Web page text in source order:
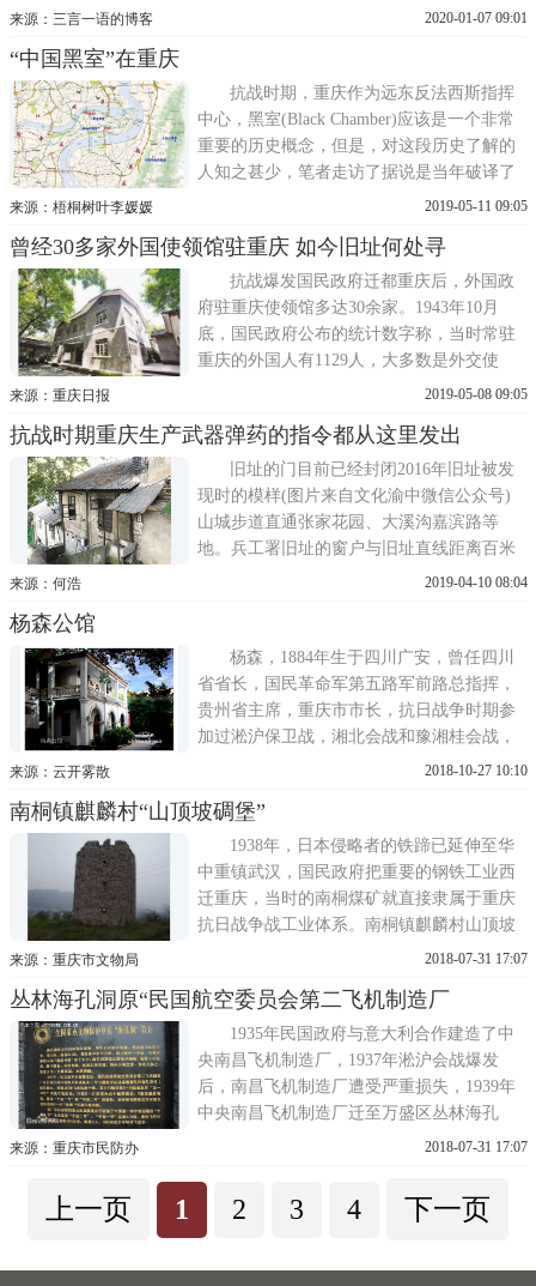
的黄桷镇作为校址，暂借黄桷小学及紫云宫
舍动工修建，主体建筑取名登辉堂，是为纪
念复旦大学老校长、奠基人
来源：三言一语的博客 2020-01-07 09:01
“中国黑室”在重庆
抗战时期，重庆作为远东反法西斯指挥
中心，黑室(Black Chamber)应该是一个非常
重要的历史概念，但是，对这段历史了解的
人知之甚少，笔者走访了据说是当年破译了
珍珠港事件等密电，为二战胜利奠定了重大
勘测院绘制1940年初，经蒋介石批准，专门
破译日本密电码的机构——国民政府军事委
员会技术研究室
来源：梧桐树叶李媛媛 2019-05-11 09:05
曾经30多家外国使领馆驻重庆 如今旧址何处寻
抗战爆发国民政府迁都重庆后，外国政
府驻重庆使领馆多达30余家。1943年10月
底，国民政府公布的统计数字称，当时常驻
重庆的外国人有1129人，大多数是外交使
节、记者、文化科技工作者等。重庆现存涉
护单位，分为使领馆建筑、名人旧居、商业
机构、烈士墓地等4类。其中，使领馆建筑有
21处，大多保存较好。
来源：重庆日报 2019-05-08 09:05
抗战时期重庆生产武器弹药的指令都从这里发出
旧址的门目前已经封闭2016年旧址被发
现时的模样(图片来自文化渝中微信公众号)
山城步道直通张家花园、大溪沟嘉滨路等
地。兵工署旧址的窗户与旧址直线距离百米
左右就是国民政府立法院、司法院、蒙藏委
公布了第三批重庆市文物保护单位(共1
来源：何浩 2019-04-10 08:04
杨森公馆
杨森，1884年生于四川广安，曾任四川
省省长，国民革命军第五路军前路总指挥，
贵州省主席，重庆市市长，抗日战争时期参
加过淞沪保卫战，湘北会战和豫湘桂会战，
1949年12月去台湾，1977年在台北县新店镇
英国太古公司 "万流 "、 "嘉禾 "号等轮船，
在长江云阳、涪陵流域，横冲直撞，多次撞
沉民船和驻扎在万县的杨
来源：云开雾散 2018-10-27 10:10
南桐镇麒麟村“山顶坡碉堡”
1938年，日本侵略者的铁蹄已延伸至华
中重镇武汉，国民政府把重要的钢铁工业西
迁重庆，当时的南桐煤矿就直接隶属于重庆
抗日战争战工业体系。南桐镇麒麟村山顶坡
碉堡的历史，与南桐煤矿的建立有着特殊关
呈六边形石混结构，分三层，18个机枪防御
孔，建筑造型古朴，形制奇特，是我区为数
不多的军事防御建筑。
来源：重庆市文物局 2018-07-31 17:07
丛林海孔洞原“民国航空委员会第二飞机制造厂
1935年民国政府与意大利合作建造了中
央南昌飞机制造厂，1937年淞沪会战爆发
后，南昌飞机制造厂遭受严重损失，1939年
中央南昌飞机制造厂迁至万盛区丛林海孔
洞，改名民国航空委员会第二飞机制造厂。
来这里生产了几十架木质结构的战斗机、教
练机、滑翔机、运输机。日本投降后，飞机
来源：重庆市民防办 2018-07-31 17:07
上一页 1 2 3 4 下一页